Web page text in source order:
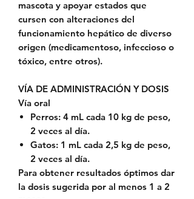
mascota y apoyar estados que
cursen con alteraciones del
funcionamiento hepático de diverso
origen (medicamentoso, infeccioso o
tóxico, entre otros).
VÍA DE ADMINISTRACIÓN Y DOSIS
Vía oral
Perros: 4 mL cada 10 kg de peso,
2 veces al día.
Gatos: 1 mL cada 2,5 kg de peso,
2 veces al día.
Para obtener resultados óptimos dar
la dosis sugerida por al menos 1 a 2